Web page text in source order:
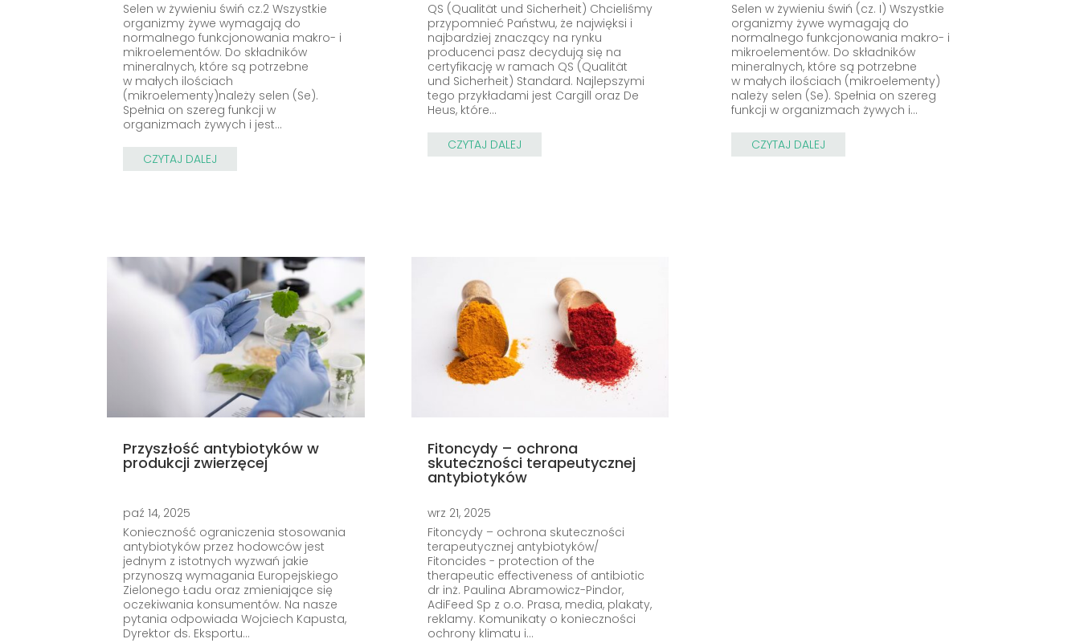
Selen w żywieniu świń cz.2 Wszystkie
organizmy żywe wymagają do
normalnego funkcjonowania makro- i
mikroelementów. Do składników
mineralnych, które są potrzebne
w małych ilościach
(mikroelementy)należy selen (Se).
Spełnia on szereg funkcji w
organizmach żywych i jest...
CZYTAJ DALEJ
Przyszłość antybiotyków w
produkcji zwierzęcej
paź 14, 2025
Konieczność ograniczenia stosowania
antybiotyków przez hodowców jest
jednym z istotnych wyzwań jakie
przynoszą wymagania Europejskiego
Zielonego Ładu oraz zmieniające się
oczekiwania konsumentów. Na nasze
pytania odpowiada Wojciech Kapusta,
Dyrektor ds. Eksportu...
QS (Qualität und Sicherheit) Chcieliśmy
przypomnieć Państwu, że najwięksi i
najbardziej znaczący na rynku
producenci pasz decydują się na
certyfikację w ramach QS (Qualität
und Sicherheit) Standard. Najlepszymi
tego przykładami jest Cargill oraz De
Heus, które...
CZYTAJ DALEJ
Fitoncydy – ochrona
skuteczności terapeutycznej
antybiotyków
wrz 21, 2025
Fitoncydy – ochrona skuteczności
terapeutycznej antybiotyków/
Fitoncides - protection of the
therapeutic effectiveness of antibiotic
dr inż. Paulina Abramowicz-Pindor,
AdiFeed Sp z o.o. Prasa, media, plakaty,
reklamy. Komunikaty o konieczności
ochrony klimatu i...
Selen w żywieniu świń (cz. I) Wszystkie
organizmy żywe wymagają do
normalnego funkcjonowania makro- i
mikroelementów. Do składników
mineralnych, które są potrzebne
w małych ilościach (mikroelementy)
należy selen (Se). Spełnia on szereg
funkcji w organizmach żywych i...
CZYTAJ DALEJ